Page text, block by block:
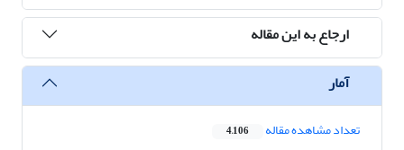
ارجاع به این مقاله
آمار
تعداد مشاهده مقاله 4,106